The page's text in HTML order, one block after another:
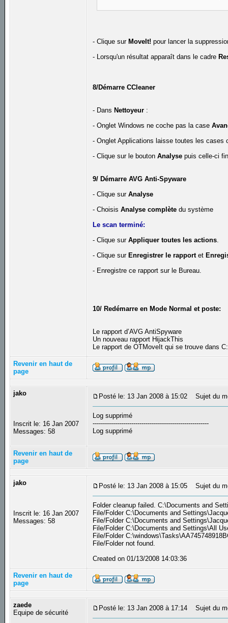
- Clique sur MoveIt! pour lancer la
- Lorsqu'un résultat apparaît dans le cadre
8/Démarre CCleaner
- Dans Nettoyeur :
- Onglet Windows ne coche pas la case
- Onglet Applications laisse toutes les cases
- Clique sur le bouton Analyse puis celle-ci
9/ Démarre AVG Anti-Spyware
- Clique surAnalyse
- ChoisisAnalyse complètedu système
Le scan terminé:
- Clique surAppliquer toutes les actions.
- Clique sur Enregistrer le rapportet
- Enregistre ce rapport sur le Bureau.
10/ Redémarre en Mode Normal et poste:
Le rapport d’AVG AntiSpyware
Un nouveau rapport HijackThis
Le rapport de OTMoveIt qui se trouve dans
Revenir en haut de
page
jako
Inscrit le: 16 Jan 2007
Messages: 58
Posté le: 13 Jan 2008 à 15:02 Sujet du
Log supprimé
---------------------------------------------------------
Log supprimé
Revenir en haut de
page
jako
Inscrit le: 16 Jan 2007
Messages: 58
Posté le: 13 Jan 2008 à 15:05 Sujet du
Folder cleanup failed. C:\Documents and
File/Folder C:\Documents and
File/Folder C:\Documents and
File/Folder C:\Documents and Settings\All
File/Folder
File/Folder not found.
Created on 01/13/2008 14:03:36
Revenir en haut de
page
zaede
Equipe de sécurité
Posté le: 13 Jan 2008 à 17:14 Sujet du